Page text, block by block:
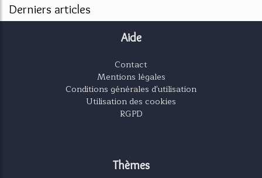
Derniers articles
Aide
Contact
Mentions légales
Conditions générales d'utilisation
Utilisation des cookies
RGPD
Thèmes